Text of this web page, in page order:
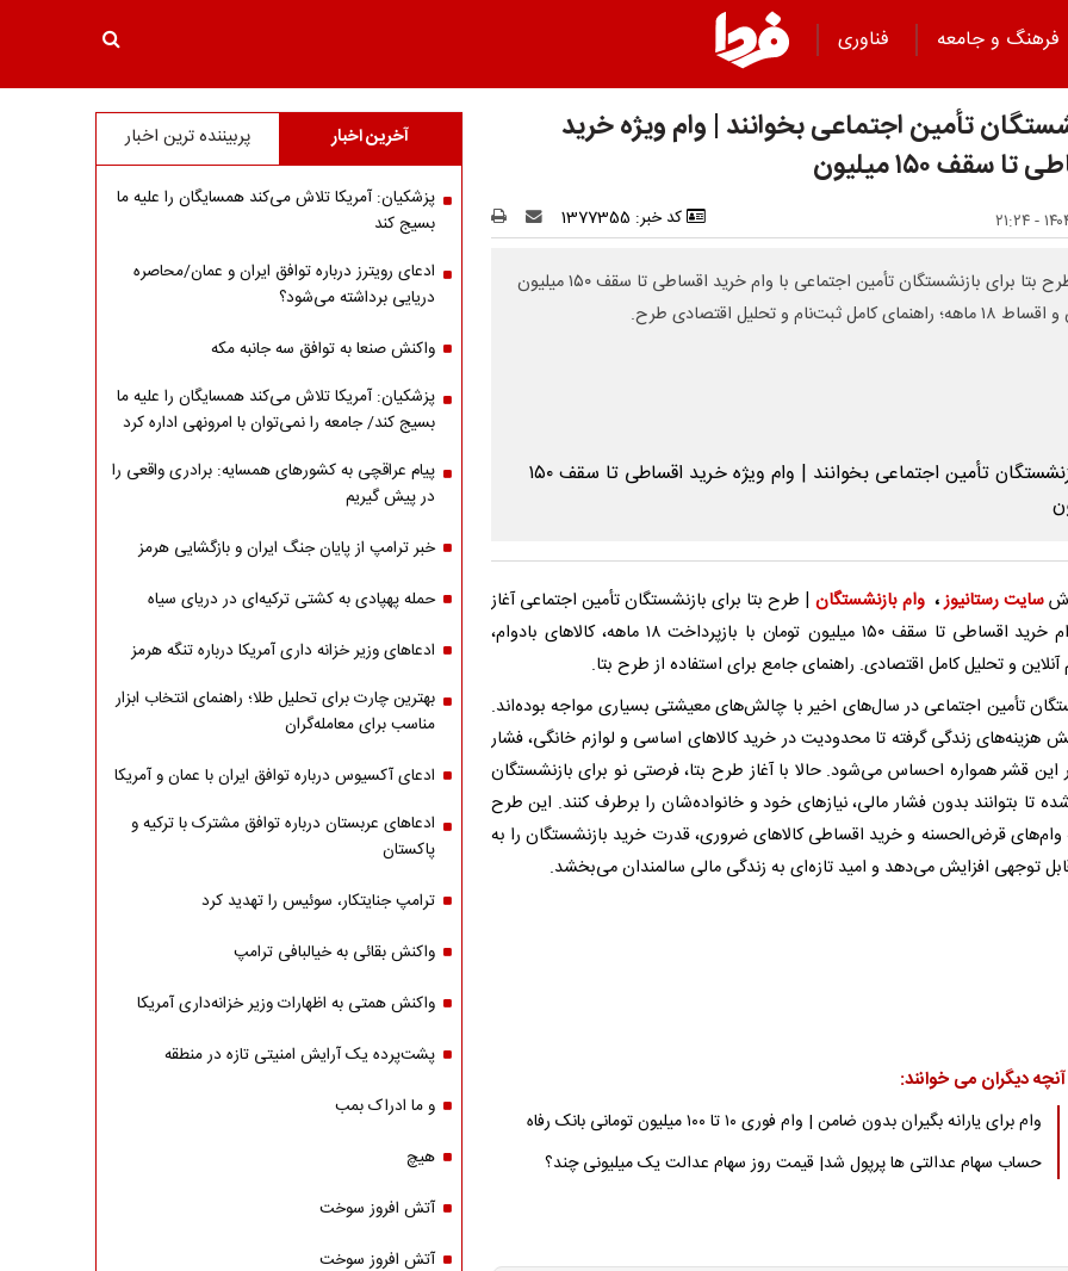
فرهنگ و جامعه فناوری
تأمین اجتماعی بخوانند | وام ویژه خرید
سقف ۱۵۰ میلیون
کد خبر: 1377355
آغاز طرح بتا برای بازنشستگان تأمین اجتماعی با وام خرید اقساطی تا سقف ۱۵۰ میلیون
کامل ثبت‌نام و تحلیل اقتصادی طرح.
سایت رستانیوز،وام بازنشستگان | طرح بتا برای بازنشستگان تأمین اجتماعی آغاز
شد؛ وام خرید اقساطی تا سقف ۱۵۰ میلیون تومان با بازپرداخت ۱۸ ماهه، کالاهای بادوام،
آنلاین و تحلیل کامل اقتصادی. راهنمای جامع برای استفاده از طرح بتا.​
تأمین اجتماعی در سال‌های اخیر با چالش‌های معیشتی بسیاری مواجه بوده‌اند.
هزینه‌های زندگی گرفته تا محدودیت در خرید کالاهای اساسی و لوازم خانگی، فشار
این قشر همواره احساس می‌شود. حالا با آغاز طرح بتا، فرصتی نو برای بازنشستگان
تا بتوانند بدون فشار مالی، نیازهای خود و خانواده‌شان را برطرف کنند. این طرح
وام‌های قرض‌الحسنه و خرید اقساطی کالاهای ضروری، قدرت خرید بازنشستگان را به
توجهی افزایش می‌دهد و امید تازه‌ای به زندگی مالی سالمندان می‌بخشد.
آنچه دیگران می خوانند:
وام برای یارانه بگیران بدون ضامن | وام فوری ۱۰ تا ۱۰۰ میلیون تومانی بانک رفاه
حساب سهام عدالتی ها پرپول شد| قیمت روز سهام عدالت یک میلیونی چند؟
آخرین اخبار پربیننده ترین اخبار
پزشکیان: آمریکا تلاش می‌کند همسایگان را علیه ما
بسیج کند
ادعای رویترز درباره توافق ایران و عمان/محاصره
دریایی برداشته می‌شود؟
واکنش صنعا به توافق سه جانبه مکه
پزشکیان: آمریکا تلاش می‌کند همسایگان را علیه ما
بسیج کند/ جامعه را نمی‌توان با امرونهی اداره کرد
پیام عراقچی به کشورهای همسایه: برادری واقعی را
در پیش گیریم
خبر ترامپ از پایان جنگ ایران و بازگشایی هرمز
حمله پهپادی به کشتی ترکیه‌ای در دریای سیاه
ادعاهای وزیر خزانه داری آمریکا درباره تنگه هرمز
بهترین چارت برای تحلیل طلا؛ راهنمای انتخاب ابزار
مناسب برای معامله‌گران
ادعای آکسیوس درباره توافق ایران با عمان و آمریکا
ادعاهای عربستان درباره توافق مشترک با ترکیه و
پاکستان
ترامپ جنایتکار، سوئیس را تهدید کرد
واکنش بقائی به خیالبافی ترامپ
واکنش همتی به اظهارات وزیر خزانه‌داری آمریکا
پشت‌پرده یک آرایش امنیتی تازه در منطقه
و ما ادراک بمب
هیچ
آتش افروز سوخت
آتش افروز سوخت